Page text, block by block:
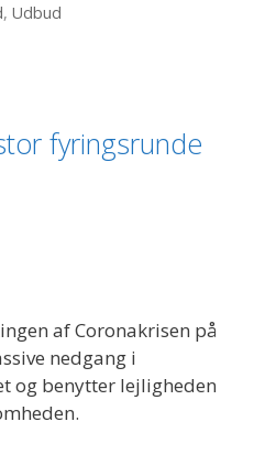
, Udbud
fyringsrunde
af Coronakrisen på
nedgang i
og benytter lejligheden